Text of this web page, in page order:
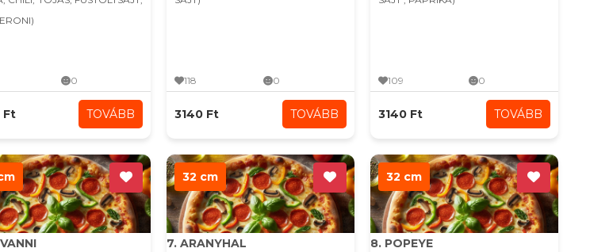
0
Ft TOVÁBB
118 0
3140 Ft TOVÁBB
109 0
3140 Ft TOVÁBB
32 cm
7. ARANYHAL
32 cm
8. POPEYE